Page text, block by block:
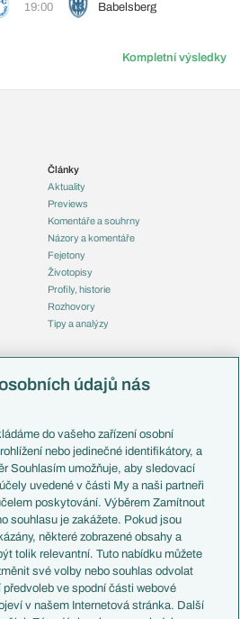
19:00 Babelsberg
Kompletní výsledky
Články
Aktuality
Previews
Komentáře a souhrny
Názory a komentáře
Fejetony
Životopisy
Profily, historie
Rozhovory
Tipy a analýzy
Česko
Francie
Itálie
Německo
Španělsko
Argentina
Brazílie
Přestupy
Zápasy
Livescore
Tipovací soutěž
údajů nás
do vašeho zařízení osobní
nebo jedinečné identifikátory, a
Souhlasím umožňuje, aby sledovací
uvedené v části My a naši partneři
poskytování. Výběrem Zamítnout
souhlasu je zakážete. Pokud jsou
některé zobrazené obsahy a
tolik relevantní. Tuto nabídku můžete
své volby nebo souhlas odvolat
předvoleb ve spodní části webové
v našem Internetová stránka. Další